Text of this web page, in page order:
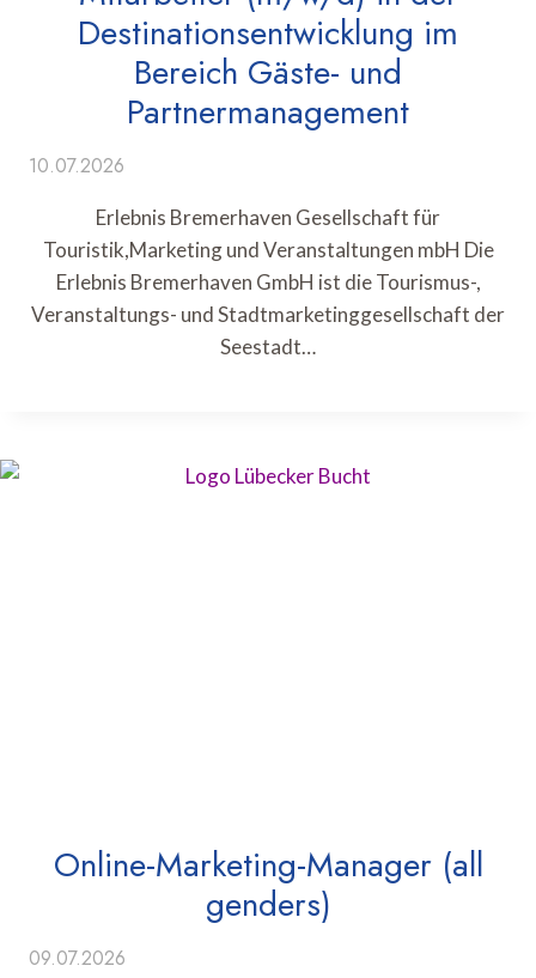
Destinationsentwicklung im
Bereich Gäste- und
Partnermanagement
10.07.2026
Erlebnis Bremerhaven Gesellschaft für
Touristik,Marketing und Veranstaltungen mbH Die
Erlebnis Bremerhaven GmbH ist die Tourismus-,
Veranstaltungs- und Stadtmarketinggesellschaft der
Seestadt…
Online-Marketing-Manager (all
genders)
09.07.2026